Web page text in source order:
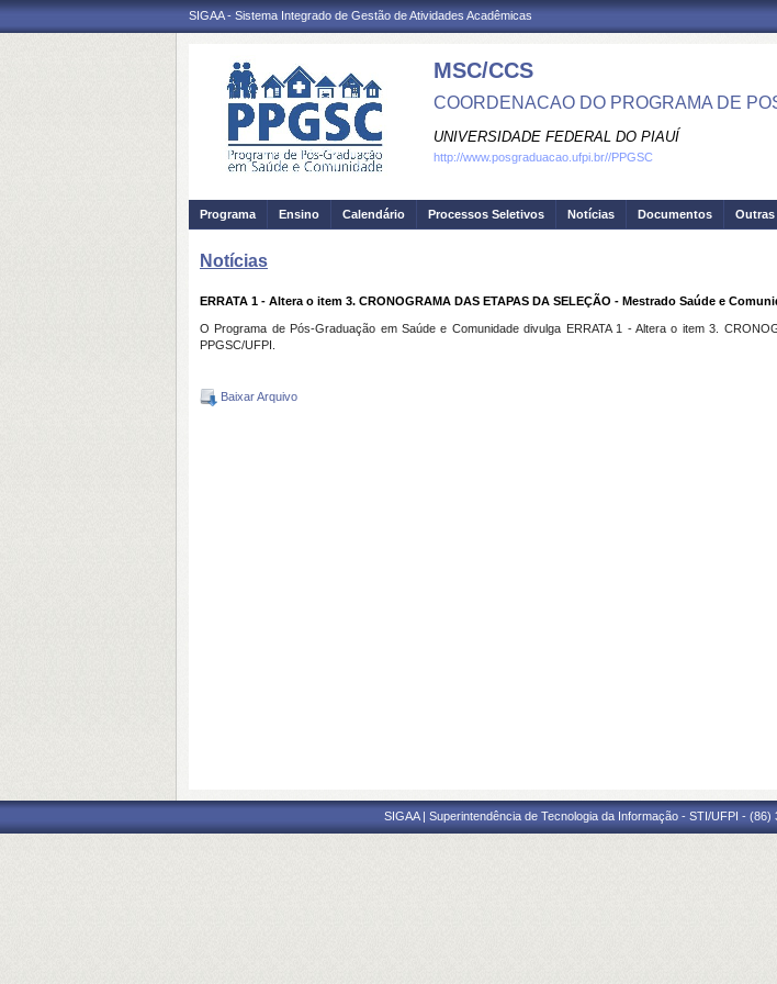
SIGAA - Sistema Integrado de Gestão de Atividades Acadêmicas
MSC/CCS
COORDENACAO DO PROGRAMA DE
UNIVERSIDADE FEDERAL DO PIAUÍ
http://www.posgraduacao.ufpi.br//PPGSC
Programa Ensino Calendário Processos Seletivos Notícias Documentos Outras
Notícias
ERRATA 1 - Altera o item 3. CRONOGRAMA DAS ETAPAS DA SELEÇÃO - Mestrado Saúde e
O Programa de Pós-Graduação em Saúde e Comunidade divulga ERRATA 1 - Altera o item 3.
PPGSC/UFPI.
Baixar Arquivo
SIGAA | Superintendência de Tecnologia da Informação - STI/UFPI -